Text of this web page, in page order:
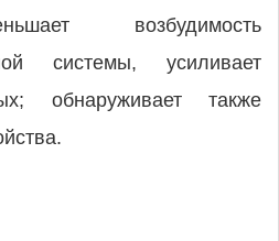
возбудимость
системы, усиливает
обнаруживает также